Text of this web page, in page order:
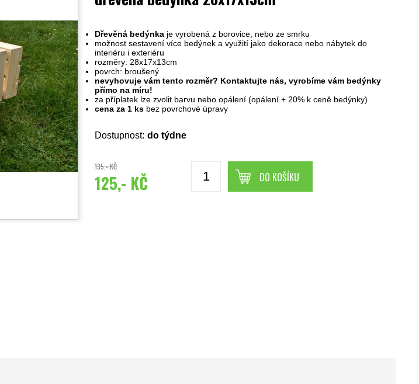
Dřevěná bedýnka je vyrobená z borovice, nebo ze smrku
možnost sestavení více bedýnek a využití jako dekorace nebo nábytek do
interiéru i exteriéru
rozměry: 28x17x13cm
povrch: broušený
nevyhovuje vám tento rozměr? Kontaktujte nás, vyrobíme vám bedýnky
přímo na míru!
za příplatek lze zvolit barvu nebo opálení (opálení + 20% k ceně bedýnky)
cena za 1 ks bez povrchové úpravy
Dostupnost: do týdne
135,- KČ
125,- KČ DO KOŠÍKU